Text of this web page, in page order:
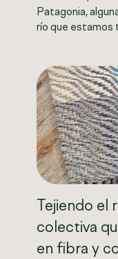
Patagonia,
río que estamos
Tejiendo el
colectiva
en fibra y